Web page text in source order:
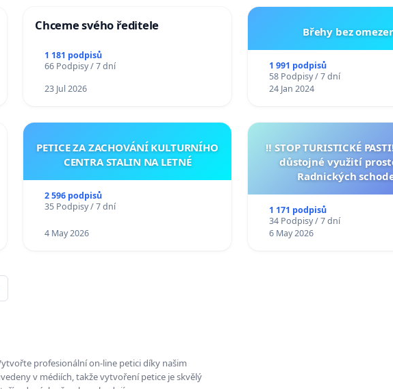
Chceme svého ředitele
1 181 podpisů
66 Podpisy / 7 dní
23 Jul 2026
Břehy bez
1 991 podpisů
58 Podpisy / 7 dní
24 Jan 2024
PETICE ZA ZACHOVÁNÍ KULTURNÍHO
CENTRA STALIN NA LETNÉ
2 596 podpisů
35 Podpisy / 7 dní
4 May 2026
‼️ STOP TURISTICKÉ
důstojné využití
Radnických
1 171 podpisů
34 Podpisy / 7 dní
6 May 2026
profesionální on-line petici díky našim
v médiích, takže vytvoření petice je skvělý